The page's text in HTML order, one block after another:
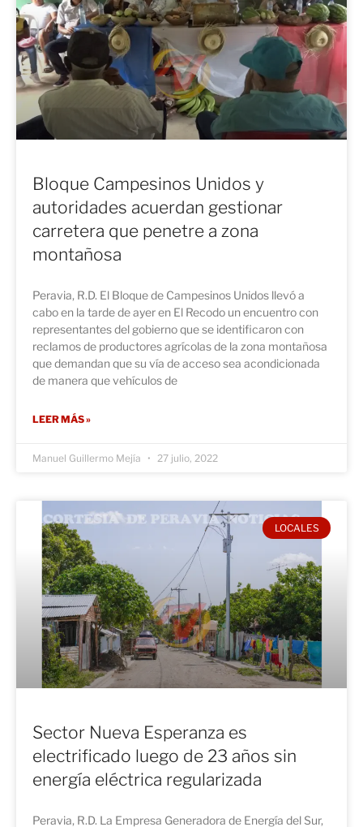
Bloque Campesinos Unidos y
autoridades acuerdan gestionar
carretera que penetre a zona
montañosa
Peravia, R.D. El Bloque de Campesinos Unidos llevó a
cabo en la tarde de ayer en El Recodo un encuentro con
representantes del gobierno que se identificaron con
reclamos de productores agrícolas de la zona montañosa
que demandan que su vía de acceso sea acondicionada
de manera que vehículos de
LEER MÁS »
Manuel Guillermo Mejía 27 julio, 2022
LOCALES
Sector Nueva Esperanza es
electrificado luego de 23 años sin
energía eléctrica regularizada
Peravia, R.D. La Empresa Generadora de Energía del Sur,